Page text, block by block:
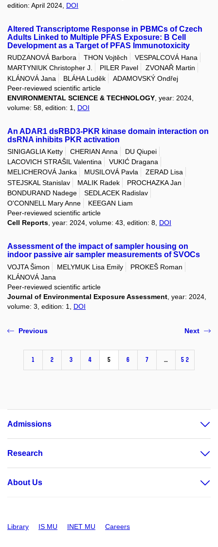
edition: April 2024, DOI
Altered Transcriptome Response in PBMCs of Czech
Adults Linked to Multiple PFAS Exposure: B Cell
Development as a Target of PFAS Immunotoxicity
RUDZANOVÁ Barbora THON Vojtěch
VESPALCOVÁ Hana
MARTYNIUK Christopher J.
PILER Pavel
ZVONAŘ Martin
KLÁNOVÁ Jana
BLÁHA Luděk
ADAMOVSKÝ Ondřej
Peer-reviewed scientific article
ENVIRONMENTAL SCIENCE & TECHNOLOGY , year: 2024,
volume: 58, edition: 1, DOI
An ADAR1 dsRBD3-PKR kinase domain interaction on
dsRNA inhibits PKR activation
SINIGAGLIA Ketty CHERIAN Anna
DU Qiupei
LACOVICH STRAŠIL Valentina
VUKIĆ Dragana
MELICHEROVÁ Janka
MUSILOVÁ Pavla
ZERAD Lisa
STEJSKAL Stanislav
MALIK Radek
PROCHAZKA Jan
BONDURAND Nadege
SEDLACEK Radislav
O'CONNELL Mary Anne
KEEGAN Liam
Peer-reviewed scientific article
Cell Reports, year: 2024, volume: 43, edition: 8, DOI
Assessment of the impact of sampler housing on
indoor passive air sampler measurements of SVOCs
VOJTA Šimon MELYMUK Lisa Emily
PROKEŠ Roman
KLÁNOVÁ Jana
Peer-reviewed scientific article
Journal of Environmental Exposure Assessment , year: 2024,
volume: 3, edition: 1, DOI
Previous
1 2 3 4 5 6 7 … 52
Next
Admissions
Research
About Us
Library IS MU INET MU Careers